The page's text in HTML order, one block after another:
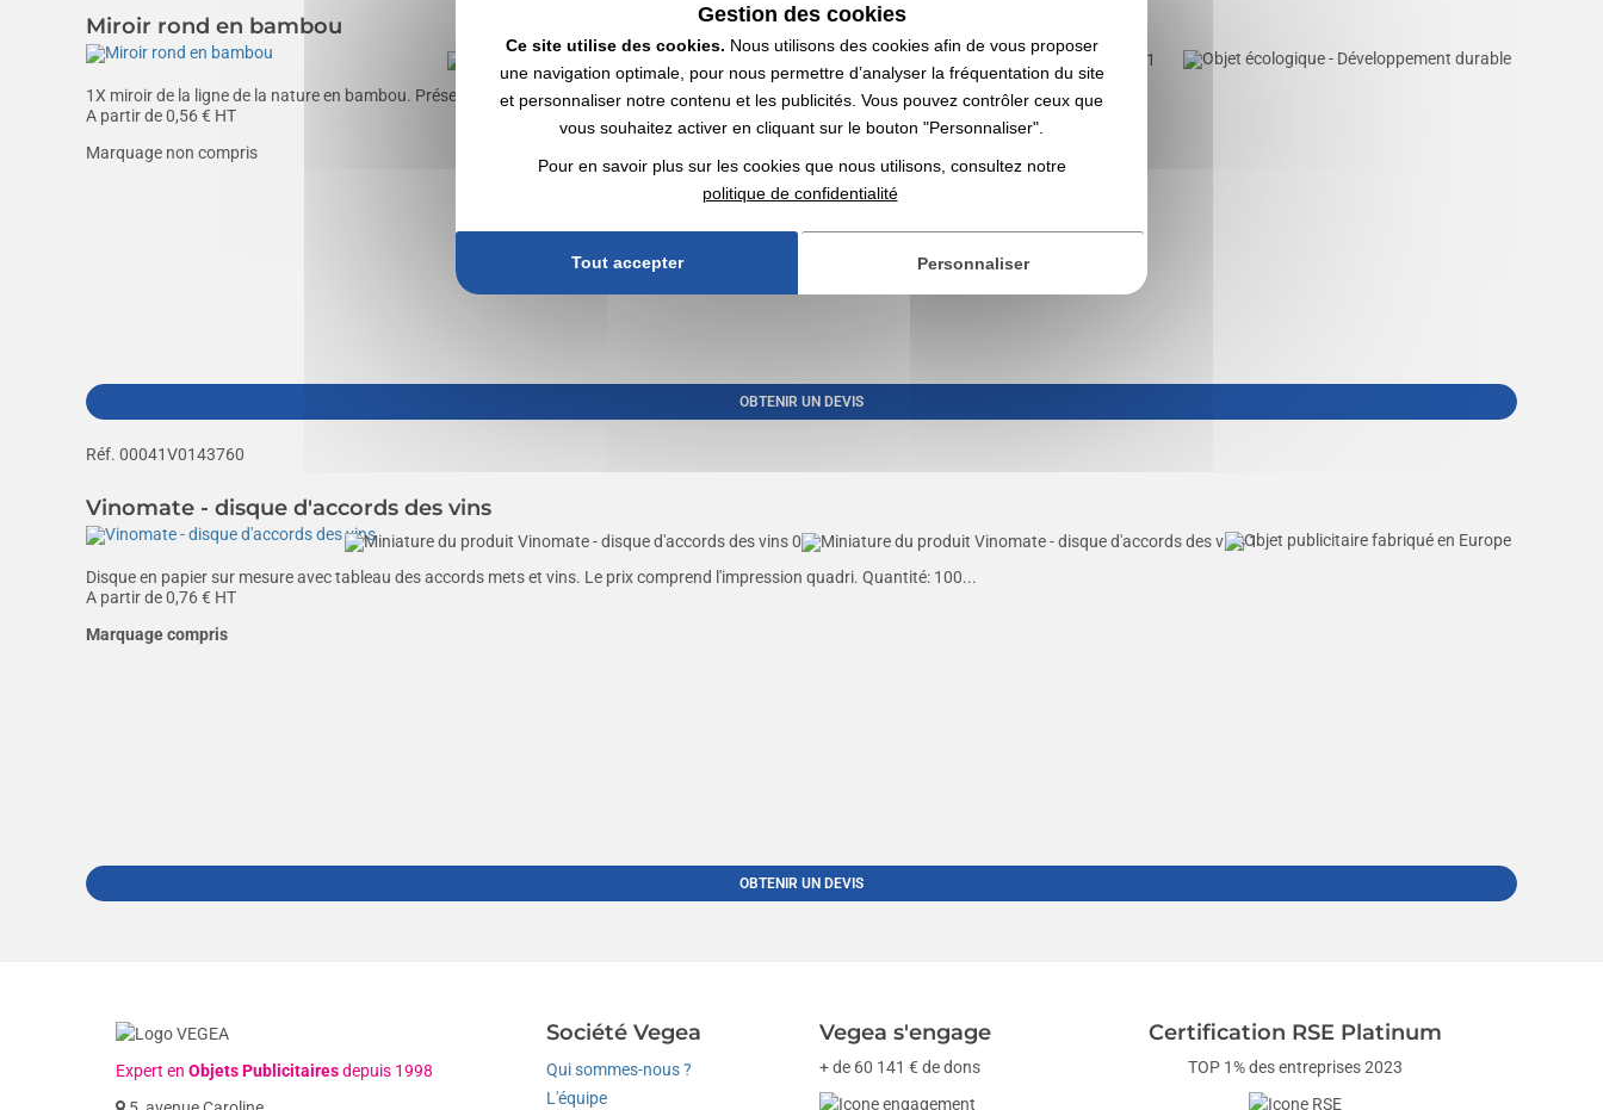
Miroir rond en bambou
1X miroir de la ligne de la nature en bambou. Présenté dans une boîte individuelle d’éco-conception., Taille du...
A partir de0,56€ HT
Marquage non compris
OBTENIR UN DEVIS
Réf. 00041V0143760
Vinomate - disque d'accords des vins
Disque en papier sur mesure avec tableau des accords mets et vins. Le prix comprend l'impression quadri. Quantité: 100...
A partir de0,76€ HT
Marquage compris
OBTENIR UN DEVIS
Expert en Objets Publicitairesdepuis 1998
Société Vegea
Qui sommes-nous ?
L'équipe
Vegea s'engage
+ de 60 141 € de dons
Certification RSE Platinum
TOP 1% des entreprises 2023
Gestion des cookies
Ce site utilise des cookies. Nous utilisons des cookies afin de vous proposer
une navigation optimale, pour nous permettre d’analyser la fréquentation du site
et personnaliser notre contenu et les publicités. Vous pouvez contrôler ceux que
vous souhaitez activer en cliquant sur le bouton "Personnaliser".
Pour en savoir plus sur les cookies que nous utilisons, consultez notre
politique de confidentialité
Tout accepter Personnaliser